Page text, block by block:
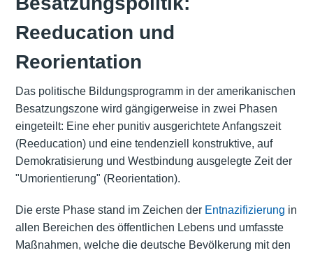
Reeducation und
Reorientation
Das politische Bildungsprogramm in der amerikanischen
Besatzungszonewird gängigerweise in zwei Phasen
eingeteilt: Eine eher punitiv ausgerichtete Anfangszeit
(Reeducation) und eine tendenziell konstruktive, auf
Demokratisierung und Westbindung ausgelegte Zeit der
"Umorientierung" (Reorientation).
Die erste Phase stand im Zeichen der Entnazifizierung in
allen Bereichen des öffentlichen Lebens und umfasste
Maßnahmen, welche die deutsche Bevölkerung mit den